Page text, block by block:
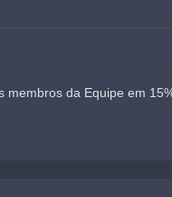
membros da Equipe em